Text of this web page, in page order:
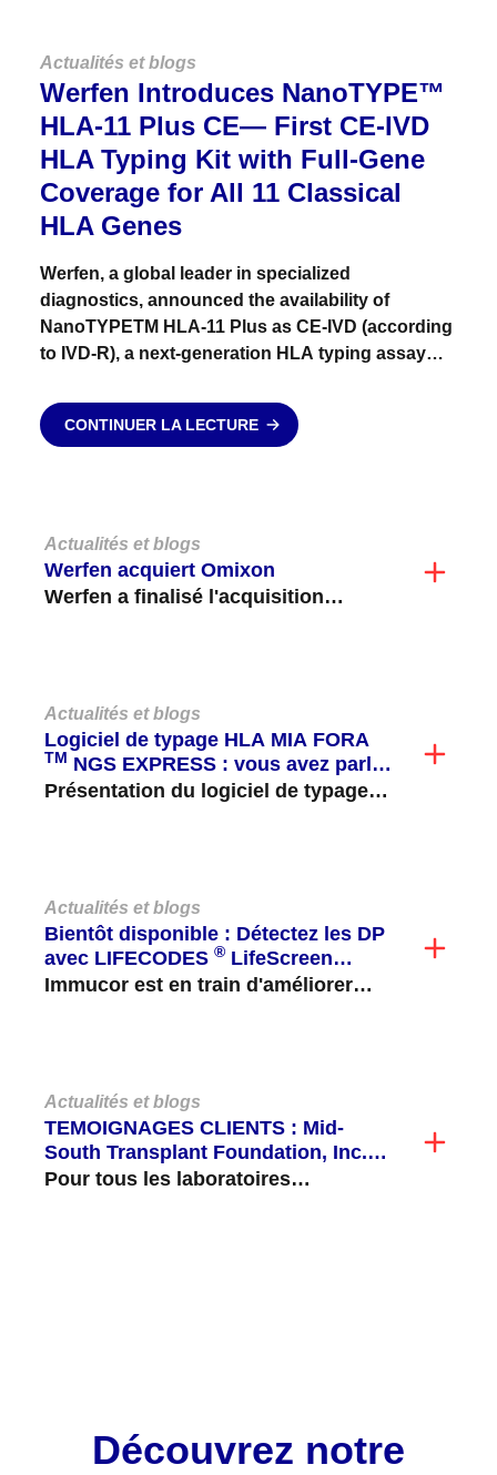
Actualités et blogs
Werfen Introduces NanoTYPE™
HLA-11 Plus CE— First CE-IVD
HLA Typing Kit with Full-Gene
Coverage for All 11 Classical
HLA Genes
Werfen, a global leader in specialized
diagnostics, announced the availability of
NanoTYPETM HLA-11 Plus as CE-IVD (according
to IVD-R), a next-generation HLA typing assay
3′UTR — across all 11 classical HLA genes....
CONTINUER LA LECTURE
Actualités et blogs
Werfen acquiert Omixon
Werfen a finalisé l'acquisition
Actualités et blogs
Logiciel de typage HLA MIA FORA
TM NGS EXPRESS : vous avez parlé,
nous vous avons écouté !
Présentation du logiciel de typage
Actualités et blogs
Bientôt disponible : Détectez les DP
avec LIFECODES ® LifeScreen
Deluxe !
Immucor est en train d'améliorer
Actualités et blogs
TEMOIGNAGES CLIENTS : Mid-
South Transplant Foundation, Inc.
Validation et mise en routine du C3d
Pour tous les laboratoires
Découvrez notre